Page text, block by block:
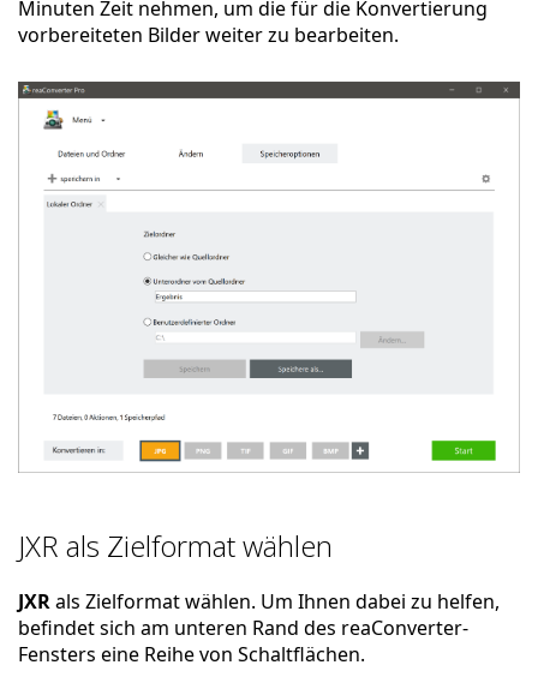
Minuten Zeit nehmen, um die für die Konvertierung
vorbereiteten Bilder weiter zu bearbeiten.
JXR als Zielformat wählen
JXRals Zielformat wählen. Um Ihnen dabei zu helfen,
befindet sich am unteren Rand des reaConverter-
Fensters eine Reihe von Schaltflächen.